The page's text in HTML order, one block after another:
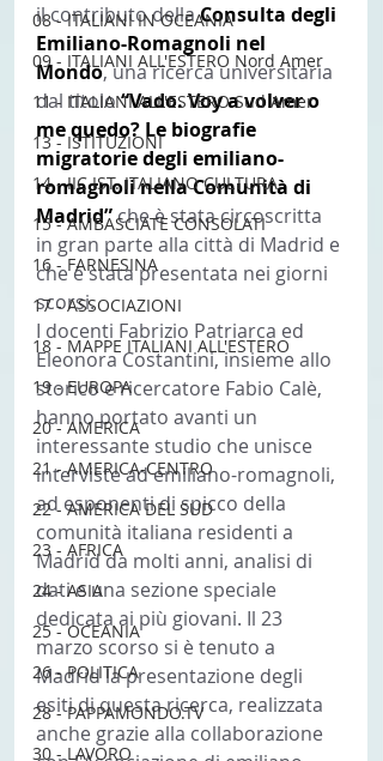
08 - ITALIANI IN OCEANIA
09 - ITALIANI ALL'ESTERO Nord Amer
11 - ITALIANI ALL'ESTERO Sud Amer
13 - ISTITUZIONI
14 - IIC IST. ITALIANO CULTURA
15 - AMBASCIATE CONSOLATI
16 - FARNESINA
17 - ASSOCIAZIONI
18 - MAPPE ITALIANI ALL'ESTERO
19 - EUROPA
20 - AMERICA
21 - AMERICA-CENTRO
22 - AMERICA DEL SUD
23 - AFRICA
24 - ASIA
25 - OCEANIA
26 - POLITICA
28 - PAPPAMONDO.TV
30 - LAVORO
il contributo della Consulta degli
Emiliano-Romagnoli nel
Mondo, una ricerca universitaria
dal titolo “Vado. Voy a volver o
me quedo? Le biografie
migratorie degli emiliano-
romagnoli nella Comunità di
Madrid” che è stata circoscritta
in gran parte alla città di Madrid e
che è stata presentata nei giorni
scorsi.
I docenti Fabrizio Patriarca ed
Eleonora Costantini, insieme allo
storico e ricercatore Fabio Calè,
hanno portato avanti un
interessante studio che unisce
interviste ad emiliano-romagnoli,
ad esponenti di spicco della
comunità italiana residenti a
Madrid da molti anni, analisi di
dati e una sezione speciale
dedicata ai più giovani. Il 23
marzo scorso si è tenuto a
Madrid la presentazione degli
esiti di questa ricerca, realizzata
anche grazie alla collaborazione